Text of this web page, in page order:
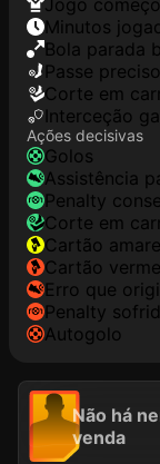
jogo
minutos
Bola parada
passe preciso
corte em
interceção
Ações decisivas
golos
assistência
penalty
corte em
cartão
cartão
erro que
penalty
autogolo
Não há
venda